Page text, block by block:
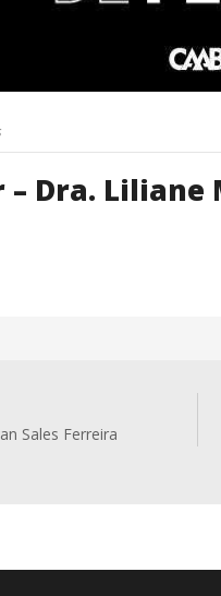
– Dra.
Sales Ferreira